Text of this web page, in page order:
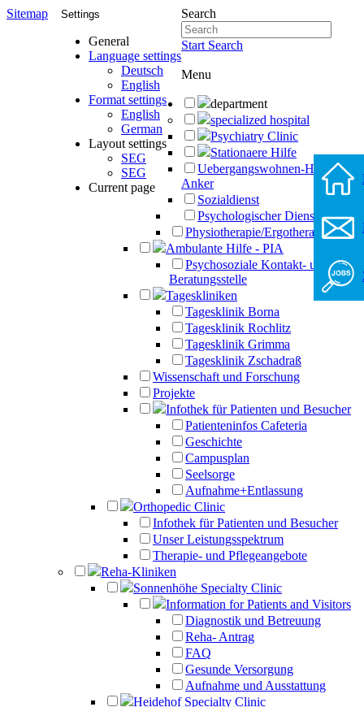
Sitemap Settings
General
Language settings
Deutsch
English
Format settings
English
German
Layout settings
SEG
SEG
Current page
Search
Start Search
Menu
department
specialized hospital
Psychiatry Clinic
Stationaere Hilfe
Uebergangswohnen-Haus-
Anker
Sozialdienst
Psychologischer Dienst
Physiotherapie/Ergotherapie
Ambulante Hilfe - PIA
Psychosoziale Kontakt- und
Beratungsstelle
Tageskliniken
Tagesklinik Borna
Tagesklinik Rochlitz
Tagesklinik Grimma
Tagesklinik Zschadraß
Wissenschaft und Forschung
Projekte
Infothek für Patienten und Besucher
Patienteninfos Cafeteria
Geschichte
Campusplan
Seelsorge
Aufnahme+Entlassung
Orthopedic Clinic
Infothek für Patienten und Besucher
Unser Leistungsspektrum
Therapie- und Pflegeangebote
Reha-Kliniken
Sonnenhöhe Specialty Clinic
Information for Patients and Visitors
Diagnostik und Betreuung
Reha- Antrag
FAQ
Gesunde Versorgung
Aufnahme und Ausstattung
Heidehof Specialty Clinic